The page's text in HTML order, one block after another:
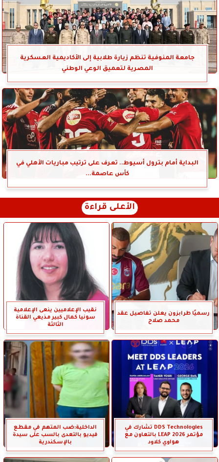
جامعة المنوفية تنظم زيارة طلابية إلى الأكاديمية العسكرية
المصرية لتعميق الوعي الوطني
البداية أمام بترول أسيوط.. تعرف على ترتيب مباريات الأهلي في
كأس عاصمة...
الأعلى قراءة
رسميًا طرابزون يعلن تفاصيل عقد
محمد صلاح
نقيب الإعلاميين ينعى الإعلامية
سونيا كمال كبير مذيعي القناة
الثالثة
DDS Technologies تشارك في
مؤتمر LEAP 2026 بالتعاون مع
هواوي كلاود
الداخلية:ضب المتهم في مقطع
فيديو بالتعدى بالسب على سيدة
بالإسكندرية